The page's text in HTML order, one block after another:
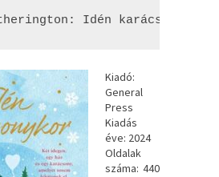
Idén ​karácsonykor
Kiadó:
General
Press
Kiadás
éve: 2024
Oldalak
száma: 440